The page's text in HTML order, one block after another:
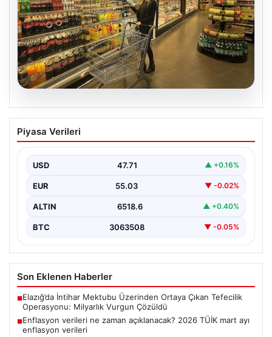
Enflasyon verileri ne zaman
açıklanacak? 2026 TÜİK mart ayı
{“title”: “Enflasyon Verilerinin Açıklanma Zamanı ve
Türkiye…
Piyasa Verileri
USD 47.71 ▲ +0.16%
EUR 55.03 ▼ -0.02%
ALTIN 6518.6 ▲ +0.40%
BTC 3063508 ▼ -0.05%
Son Eklenen Haberler
■Elazığ’da İntihar Mektubu Üzerinden Ortaya Çıkan Tefecilik
Operasyonu: Milyarlık Vurgun Çözüldü
■Enflasyon verileri ne zaman açıklanacak? 2026 TÜİK mart ayı
enflasyon verileri